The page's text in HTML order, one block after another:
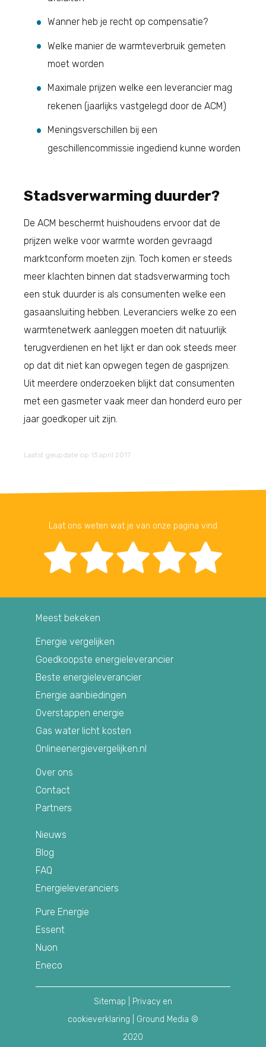
Wanner heb je recht op compensatie?
Welke manier de warmteverbruik gemeten
moet worden
Maximale prijzen welke een leverancier mag
rekenen (jaarlijks vastgelegd door de ACM)
Meningsverschillen bij een
geschillencommissie ingediend kunne worden
Stadsverwarming duurder?
De ACM beschermt huishoudens ervoor dat de
prijzen welke voor warmte worden gevraagd
marktconform moeten zijn. Toch komen er steeds
meer klachten binnen dat stadsverwarming toch
een stuk duurder is als consumenten welke een
gasaansluiting hebben. Leveranciers welke zo een
warmtenetwerk aanleggen moeten dit natuurlijk
terugverdienen en het lijkt er dan ook steeds meer
op dat dit niet kan opwegen tegen de gasprijzen.
Uit meerdere onderzoeken blijkt dat consumenten
met een gasmeter vaak meer dan honderd euro per
jaar goedkoper uit zijn.
Laatst geupdate op 13 april 2017
Laat ons weten wat je van onze pagina vind
Meest bekeken
Energie vergelijken
Goedkoopste energieleverancier
Beste energieleverancier
Energie aanbiedingen
Overstappen energie
Gas water licht kosten
Onlineenergievergelijken.nl
Over ons
Contact
Partners
Nieuws
Blog
FAQ
Energieleveranciers
Pure Energie
Essent
Nuon
Eneco
Sitemap
Privacy en
cookieverklaring | Ground Media ©
2020